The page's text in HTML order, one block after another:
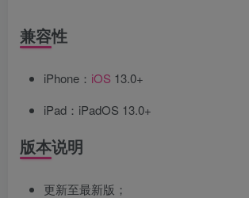
兼容性
iPhone： iOS 13.0+
iPad：iPadOS 13.0+
版本说明
更新至最新版；